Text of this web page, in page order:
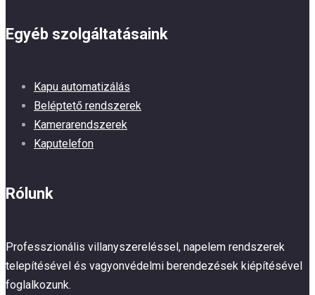
Egyéb szolgáltatásaink
Kapu automatizálás
Beléptető rendszerek
Kamerarendszerek
Kaputelefon
Rólunk
Professzionális villanyszereléssel, napelem rendszerek
telepítésével és vagyonvédelmi berendezések kiépítésével
foglalkozunk.